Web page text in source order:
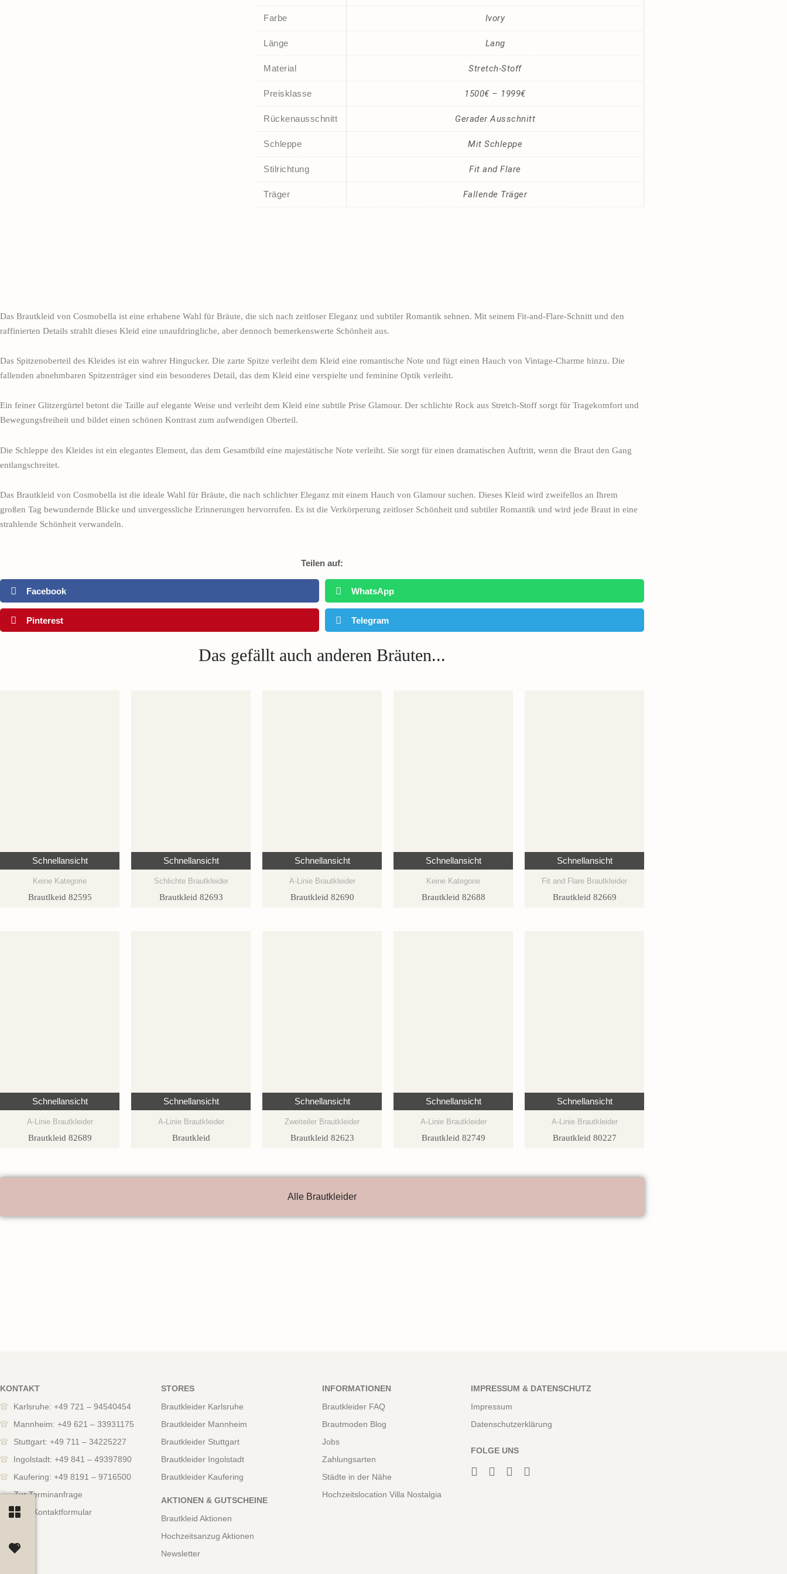
Farbe Ivory
Länge Lang
Material Stretch-Stoff
Preisklasse 1500€ – 1999€
Rückenausschnitt Gerader Ausschnitt
Schleppe Mit Schleppe
Stilrichtung Fit and Flare
Träger Fallende Träger
Das Brautkleid von Cosmobella ist eine erhabene Wahl für Bräute, die sich nach zeitloser Eleganz und subtiler Romantik sehnen. Mit seinem Fit-and-Flare-Schnitt und den
raffinierten Details strahlt dieses Kleid eine unaufdringliche, aber dennoch bemerkenswerte Schönheit aus.
Das Spitzenoberteil des Kleides ist ein wahrer Hingucker. Die zarte Spitze verleiht dem Kleid eine romantische Note und fügt einen Hauch von Vintage-Charme hinzu. Die
fallenden abnehmbaren Spitzenträger sind ein besonderes Detail, das dem Kleid eine verspielte und feminine Optik verleiht.
Ein feiner Glitzergürtel betont die Taille auf elegante Weise und verleiht dem Kleid eine subtile Prise Glamour. Der schlichte Rock aus Stretch-Stoff sorgt für Tragekomfort und
Bewegungsfreiheit und bildet einen schönen Kontrast zum aufwendigen Oberteil.
Die Schleppe des Kleides ist ein elegantes Element, das dem Gesamtbild eine majestätische Note verleiht. Sie sorgt für einen dramatischen Auftritt, wenn die Braut den Gang
entlangschreitet.
Das Brautkleid von Cosmobella ist die ideale Wahl für Bräute, die nach schlichter Eleganz mit einem Hauch von Glamour suchen. Dieses Kleid wird zweifellos an Ihrem
großen Tag bewundernde Blicke und unvergessliche Erinnerungen hervorrufen. Es ist die Verkörperung zeitloser Schönheit und subtiler Romantik und wird jede Braut in eine
strahlende Schönheit verwandeln.
Teilen auf:
Facebook WhatsApp
Pinterest Telegram
Das gefällt auch anderen Bräuten...
Schnellansicht
Keine Kategorie
Brautlkeid 82595
Schnellansicht
Schlichte Brautkleider
Brautkleid 82693
Schnellansicht
A-Linie Brautkleider
Brautkleid 82690
Schnellansicht
Keine Kategorie
Brautkleid 82688
Schnellansicht
Fit and Flare Brautkleider
Brautkleid 82669
Schnellansicht
A-Linie Brautkleider
Brautkleid 82689
Schnellansicht
A-Linie Brautkleider
Brautkleid
Schnellansicht
Zweiteiler Brautkleider
Brautkleid 82623
Schnellansicht
A-Linie Brautkleider
Brautkleid 82749
Schnellansicht
A-Linie Brautkleider
Brautkleid 80227
Alle Brautkleider
KONTAKT
Karlsruhe: +49 721 – 94540454
Mannheim: +49 621 – 33931175
Stuttgart: +49 711 – 34225227
Ingolstadt: +49 841 – 49397890
Kaufering: +49 8191 – 9716500
Zur Terminanfrage
Zum Kontaktformular
STORES
Brautkleider Karlsruhe
Brautkleider Mannheim
Brautkleider Stuttgart
Brautkleider Ingolstadt
Brautkleider Kaufering
AKTIONEN & GUTSCHEINE
Brautkleid Aktionen
Hochzeitsanzug Aktionen
Newsletter
INFORMATIONEN
Brautkleider FAQ
Brautmoden Blog
Jobs
Zahlungsarten
Städte in der Nähe
Hochzeitslocation Villa Nostalgia
IMPRESSUM & DATENSCHUTZ
Impressum
Datenschutzerklärung
FOLGE UNS